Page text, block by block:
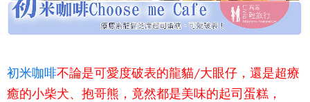
初米咖啡不論是可愛度破表的龍貓/大眼仔，還是超療
癒的小柴犬、抱哥熊，竟然都是美味的起司蛋糕，